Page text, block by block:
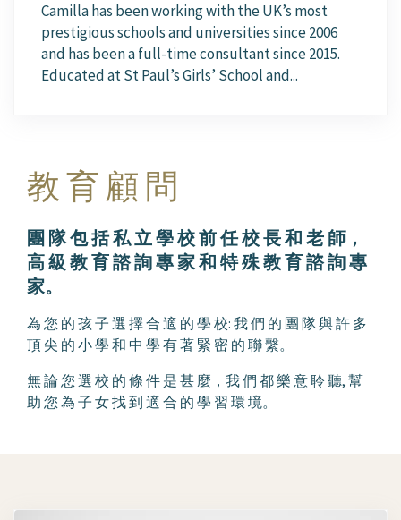
Camilla has been working with the UK’s most
prestigious schools and universities since 2006
and has been a full-time consultant since 2015.
Educated at St Paul’s Girls’ School and...
教 育 顧 問
團 隊 包 括 私 立 學 校 前 任 校 長 和 老 師，
高 級 教 育 諮 詢 專 家 和 特 殊 教 育 諮 詢 專
家。
為 您 的 孩 子 選 擇 合 適 的 學 校: 我 們 的 團 隊 與 許 多
頂 尖 的 小 學 和 中 學 有 著 緊 密 的 聯 繫。
無 論 您 選 校 的 條 件 是 甚 麼，我 們 都 樂 意 聆 聽, 幫
助 您 為 子 女 找 到 適 合 的 學 習 環 境。